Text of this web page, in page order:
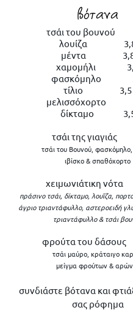
βότανα
τσάι του
λουίζα
μέντα
χαμομήλι
φασκόμηλο
τίλιο 3,5
μελισσόχορτο
δίκταμο
τσάι της
τσάι του Βουνού, φασκόμηλο,
ιβίσκο & σπαθόχορτο
χειμωνιάτικη
πράσινο τσάι, δίκταμο, λουΐζα,
άγριο τριαντάφυλλο, αστεροειδή
τριαντάφυλλο & τσάι
φρούτα του
τσάι μαύρο, κράταιγο
μείγμα φρούτων &
συνδιάστε βότανα και
σας ρόφημα